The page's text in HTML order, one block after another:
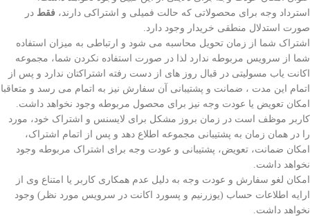
استرداد وجه برای محصولاتی که حالت فمیلی و اشتراکی دارند، فقط در
صورت استدلال منطقی خریدار وجود دارد.
اشتراک شما از زمان تحویل محاسبه می شود و ارتباطی به میزان استفاده
شما از سرویس مربوطه ندارد لذا در صورت استفاده نکردن شما، مجموعه
اکانت یاب مسولیتی در قبال روز های از دست رفته اشتراکتان ندارد و پس از
اتمام این مدت ، ضمانت و پشتیبانی آن سفارش نیز به اتمام می رسد و متعاقبا
امکان تعویض یا عودت وجه نیز برای محصول مربوطه وجود نخواهد داشت.
کاربر موظف است در زمان بروز مشکل برای لایسنس و اشتراک خود، مورد
را در همان زمان به پشتیبانی مجموعه اطلاع دهد و پس از اتمام اشتراک،
امکان ضمانت، تعویض، پشتیبانی و عودت وجه برای اشتراک مربوطه وجود
نخواهد داشت.
امکان لغو سفارش و عودت وجه به دلیل عدم همکاری کاربر یا امتناع وی از
ارایه اطلاعات حساب (یوزرنیم و پسورد اکانت در سرویس مورد نظر) وجود
نخواهد داشت.